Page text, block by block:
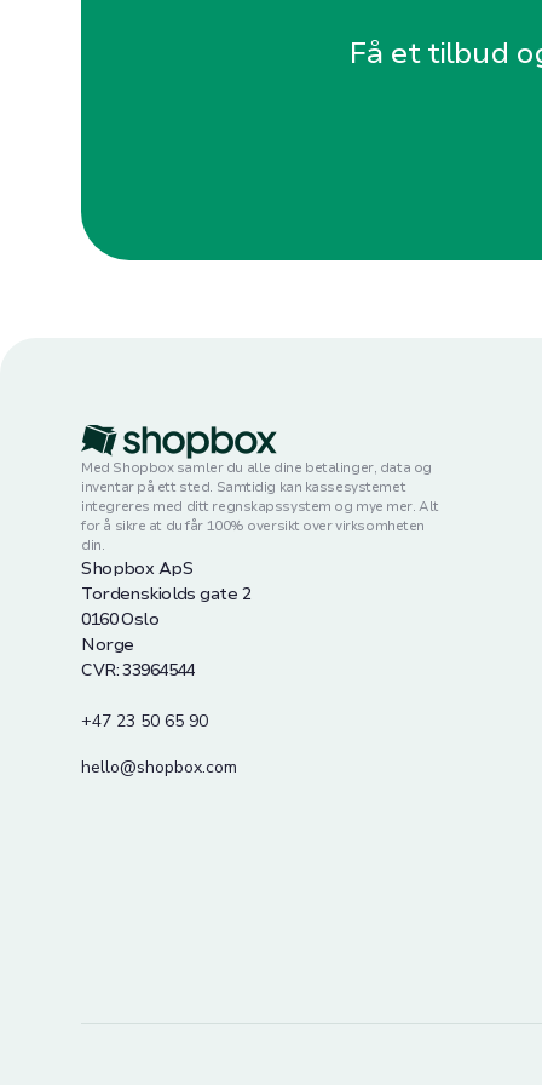
Få et tilbud
Med Shopbox samler du alle dine betalinger, data og
inventar på ett sted. Samtidig kan kassesystemet
integreres med ditt regnskapssystem og mye mer. Alt
for å sikre at du får 100% oversikt over virksomheten
din.
Shopbox ApS
Tordenskiolds gate 2
0160 Oslo
Norge
CVR: 33964544
+47 23 50 65 90
hello@shopbox.com